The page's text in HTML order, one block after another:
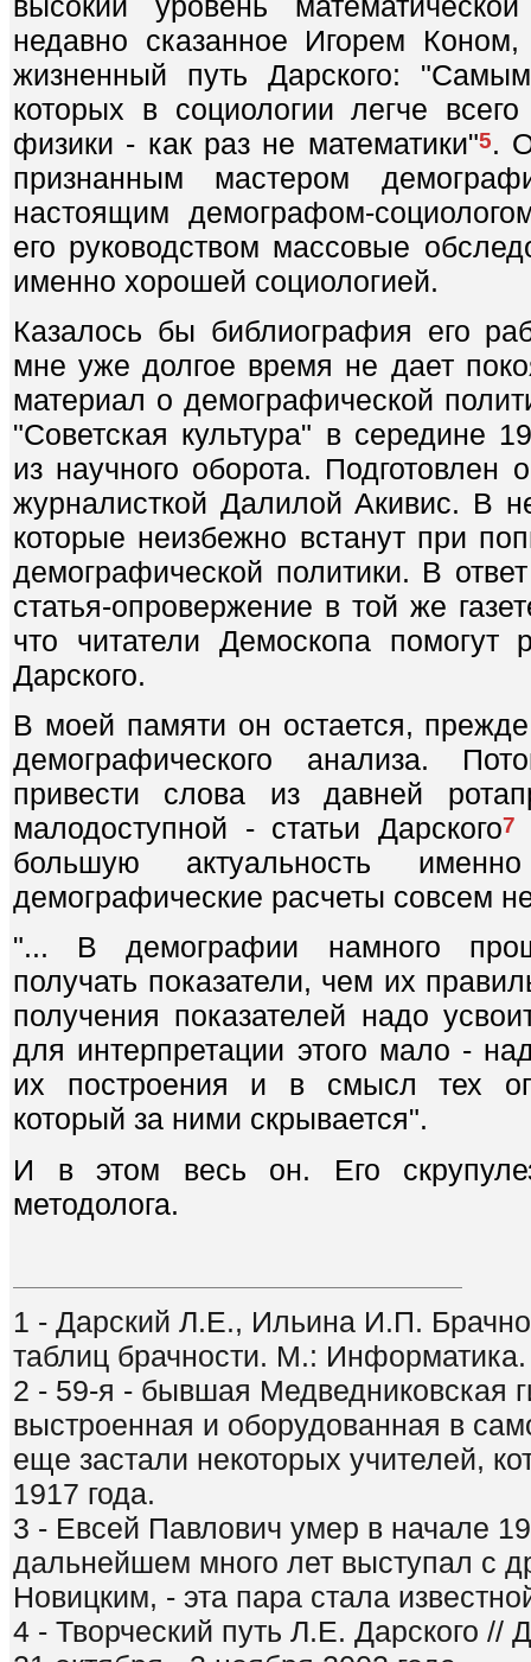
недавно сказанное Игорем
жизненный путь Дарского:
которых в социологии легче
физики - как раз не математики"5.
признанным мастером
настоящим демографом-
его руководством массовые
именно хорошей социологией.
Казалось бы библиография его
мне уже долгое время не дает
материал о демографической
"Советская культура" в середине
из научного оборота. Подготовлен
журналисткой Далилой Акивис. В
которые неизбежно встанут при
демографической политики. В
статья-опровержение в той же
что читатели Демоскопа помогут
Дарского.
В моей памяти он остается,
демографического анализа.
привести слова из давней
малодоступной - статьи Дарского7
большую актуальность
демографические расчеты совсем
"... В демографии намного
получать показатели, чем их
получения показателей надо
для интерпретации этого мало -
их построения и в смысл тех
который за ними скрывается".
И в этом весь он. Его
методолога.
1 - Дарский Л.Е., Ильина И.П.
таблиц брачности. М.:
2 - 59-я - бывшая Медведниковская
выстроенная и оборудованная в
еще застали некоторых учителей,
1917 года.
3 - Евсей Павлович умер в начале
дальнейшем много лет выступал с
Новицким, - эта пара стала
4 - Творческий путь Л.Е. Дарского